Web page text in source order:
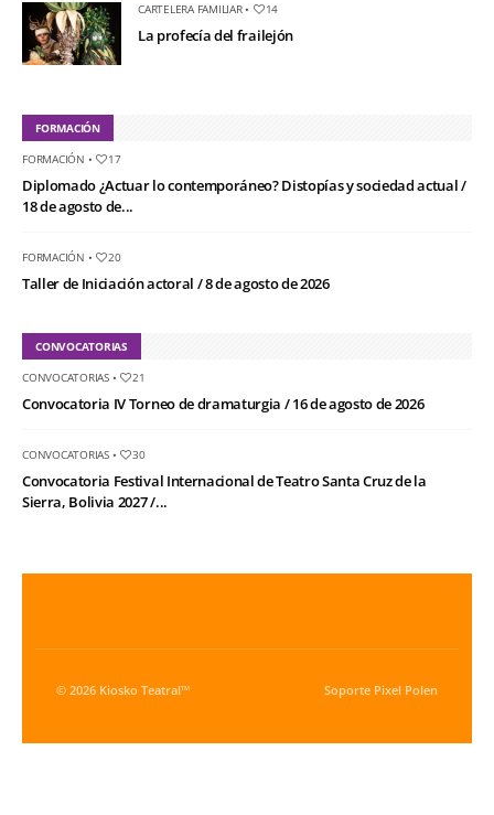
CARTELERA FAMILIAR• 14
La profecía del frailejón
FORMACIÓN
FORMACIÓN • 17
Diplomado ¿Actuar lo contemporáneo? Distopías y sociedad actual /
18 de agosto de...
FORMACIÓN • 20
Taller de Iniciación actoral / 8 de agosto de 2026
CONVOCATORIAS
CONVOCATORIAS• 21
Convocatoria IV Torneo de dramaturgia / 16 de agosto de 2026
CONVOCATORIAS• 30
Convocatoria Festival Internacional de Teatro Santa Cruz de la
Sierra, Bolivia 2027 /...
© 2026 Kiosko Teatral™ Soporte Pixel Polen